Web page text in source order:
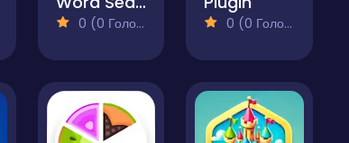
0 (0 Голосів) 0 (0 Голосів)